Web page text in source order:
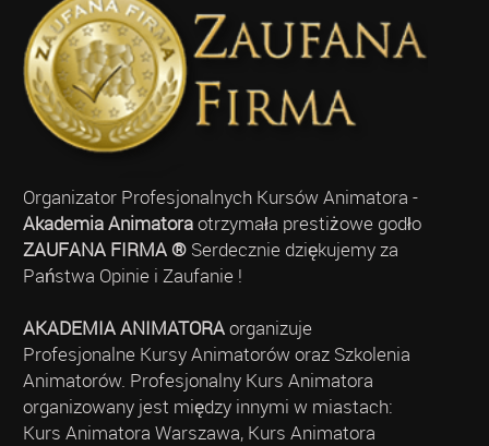
Organizator Profesjonalnych Kursów Animatora -
Akademia Animatoraotrzymała prestiżowe godło
ZAUFANA FIRMA ®Serdecznie dziękujemy za
Państwa Opinie i Zaufanie !
AKADEMIA ANIMATORAorganizuje
Profesjonalne Kursy Animatorów oraz Szkolenia
Animatorów. Profesjonalny Kurs Animatora
organizowany jest między innymi w miastach:
Kurs Animatora Warszawa, Kurs Animatora